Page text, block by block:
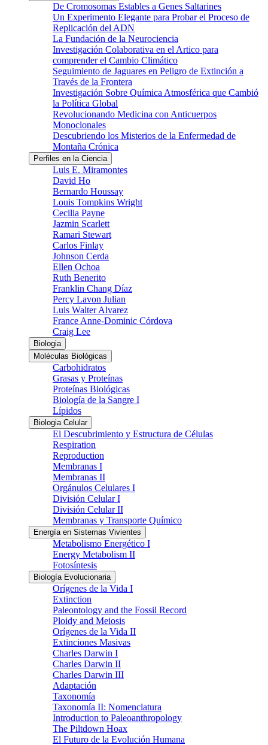
De Cromosomas Estables a Genes Saltarines
Un Experimento Elegante para Probar el Proceso de
Replicación del ADN
La Fundación de la Neurociencia
Investigación Colaborativa en el Artico para
comprender el Cambio Climático
Seguimiento de Jaguares en Peligro de Extinción a
Través de la Frontera
Investigación Sobre Química Atmosférica que Cambió
la Política Global
Revolucionando Medicina con Anticuerpos
Monoclonales
Descubriendo los Misterios de la Enfermedad de
Montaña Crónica
Perfiles en la Ciencia
Luis E. Miramontes
David Ho
Bernardo Houssay
Louis Tompkins Wright
Cecilia Payne
Jazmin Scarlett
Ramari Stewart
Carlos Finlay
Johnson Cerda
Ellen Ochoa
Ruth Benerito
Franklin Chang Díaz
Percy Lavon Julian
Luis Walter Alvarez
France Anne-Dominic Córdova
Craig Lee
Biologia
Moléculas Biológicas
Carbohidratos
Grasas y Proteínas
Proteínas Biológicas
Biología de la Sangre I
Lípidos
Biologia Celular
El Descubrimiento y Estructura de Células
Respiration
Reproduction
Membranas I
Membranas II
Orgánulos Celulares I
División Celular I
División Celular II
Membranas y Transporte Químico
Energía en Sistemas Vivientes
Metabolismo Energético I
Energy Metabolism II
Fotosíntesis
Biología Evolucionaria
Orígenes de la Vida I
Extinction
Paleontology and the Fossil Record
Ploidy and Meiosis
Orígenes de la Vida II
Extinciones Masivas
Charles Darwin I
Charles Darwin II
Charles Darwin III
Adaptación
Taxonomía
Taxonomía II: Nomenclatura
Introduction to Paleoanthropology
The Piltdown Hoax
El Futuro de la Evolución Humana